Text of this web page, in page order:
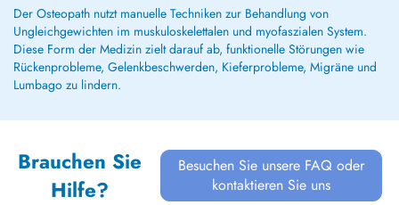
Der Osteopath nutzt manuelle Techniken zur Behandlung von
Ungleichgewichten im muskuloskelettalen und myofaszialen System.
Diese Form der Medizin zielt darauf ab, funktionelle Störungen wie
Rückenprobleme, Gelenkbeschwerden, Kieferprobleme, Migräne und
Lumbago zu lindern.
Brauchen Sie
Hilfe?
Besuchen Sie unsere FAQ oder
kontaktieren Sie uns